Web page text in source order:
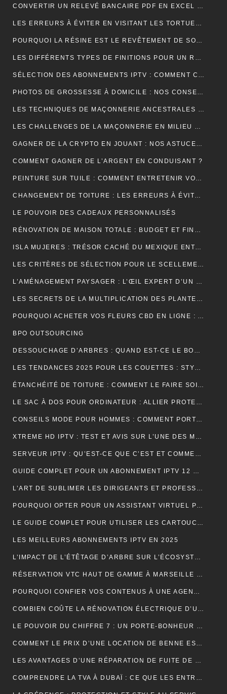
CONVERTIR UN RELEVÉ BANCAIRE PDF EN EXCEL : UNE ÉTAPE CLÉ POUR MIEUX GÉRER SES FINANCES
LES ERREURS À ÉVITER EN VISITANT LES TORTUES D’AKUMAL
POURQUOI LA RÉSINE EST LE REVÊTEMENT DE SOL IDÉAL EN USINE ?
LES DIFFÉRENTS TYPES DE FINITIONS POUR UN RAVALEMENT DE FAÇADE RÉUSSI
SÉLECTION DES ABONNEMENTS IPTV : COMMENT CHOISIR L’OFFRE QUI VOUS CORRESPOND ?
PHOTOS DE GROSSESSE À DOMICILE : NOS CONSEILS POUR UNE SÉANCE INTIMISTE RÉUSSIE !
LES TECHNIQUES DE MAÇONNERIE ANCESTRALES REVISITÉES
LES CHALLENGES DE LA MAÇONNERIE EN MILIEU URBAIN
GAGNER DE LA CRYPTO EN JOUANT : NOS ASTUCES ET PIÈGES À ÉVITER !
COMMENT GAGNER DE L’ARGENT EN CONDUISANT ?
PEINTURE SUR TUILE : COMMENT ENTRETENIR VOTRE TOITURE APRÈS L’APPLICATION ?
CHANGEMENT DE TOITURE : LES ERREURS À ÉVITER
LE POUVOIR DES CADEAUX PERSONNALISÉS
RÉNOVATION DE MAISON TOTALE : BUDGET ET FINANCEMENT
ISLA MUJERES : TRÉSOR CACHÉ DU MEXIQUE ENTRE PLAGES DE RÊVE ET AVENTURES TROPICALES
LES CRITÈRES DE SÉLECTION POUR LE SCELLEMENT DE TUILE DE RIVE
L’AMÉNAGEMENT PAYSAGER : L’ŒIL EXPERT D’UN JARDINIER
LES SECRETS DE LA MULTIPLICATION DES PLANTES PAR UN JARDINIER
POURQUOI ACHETER VOS FLEURS CBD EN LIGNE : AVANTAGES, BIENFAITS ET CONSEILS
BPO OUTSOURCING
DESSOUCHAGE D’ARBRES : QUAND EST-CE LE BON MOMENT POUR LE FAIRE ?
LES TENDANCES 2025 POUR LES COUETTES : STYLES, COULEURS ET MATÉRIAUX
ÉTANCHÉITÉ DE TOITURE : COMMENT LE FAIRE SOI-MÊME
LE SAC À DOS POUR ORDINATEUR : ALLIER PROTECTION, ORGANISATION ET ÉLÉGANCE AU QUOTIDIEN
CONSEILS MODE POUR HOMMES : COMMENT PORTER UN BIJOU MÉDAILLE AVEC STYLE ?
XTREME HD IPTV : TEST ET AVIS SUR L’UNE DES MEILLEURES OFFRES DU MARCHÉ
SERVEUR IPTV : QU’EST-CE QUE C’EST ET COMMENT CHOISIR LE MEILLEUR EN 2024 ?
GUIDE COMPLET POUR UN ABONNEMENT IPTV 12 MOIS SMART TV
L’ART DE SUBLIMER LES DIRIGEANTS ET PROFESSIONNELS
POURQUOI OPTER POUR UN ASSISTANT VIRTUEL POUR SA PME ET TPE : LA CLÉ D’UNE EFFICACITÉ DÉCUPLÉE
LE GUIDE COMPLET POUR UTILISER LES CARTOUCHES DE CRÈME AU PROTOXYDE D’AZOTE DE MANIÈRE SÛRE ET CRÉATIVE DANS LA CUISINE
LES MEILLEURS ABONNEMENTS IPTV EN 2025
L’IMPACT DE L’ÉTÊTAGE D’ARBRE SUR L’ÉCOSYSTÈME
RÉSERVATION VTC HAUT DE GAMME À MARSEILLE : LUXE ET CONFORT
POURQUOI CONFIER VOS CONTENUS À UNE AGENCE DE RÉDACTION ? LA CLÉ DU SUCCÈS EN LIGNE
COMBIEN COÛTE LA RÉNOVATION ÉLECTRIQUE D’UNE MAISON OU D’UN APPARTEMENT ?
LE POUVOIR DU CHIFFRE 7 : UN PORTE-BONHEUR MYSTIQUE
COMMENT LE PRIX D’UNE LOCATION DE BENNE EST-IL CALCULÉ ?
LES AVANTAGES D’UNE RÉPARATION DE FUITE DE TOITURE EN URGENCE
COMPRENDRE LA TVA À DUBAÏ : CE QUE LES ENTREPRISES DOIVENT SAVOIR